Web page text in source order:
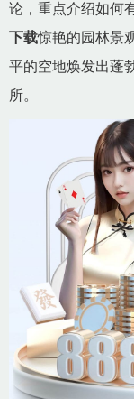
论，重点介绍如何
下载惊艳的园林景
平的空地焕发出蓬
所。